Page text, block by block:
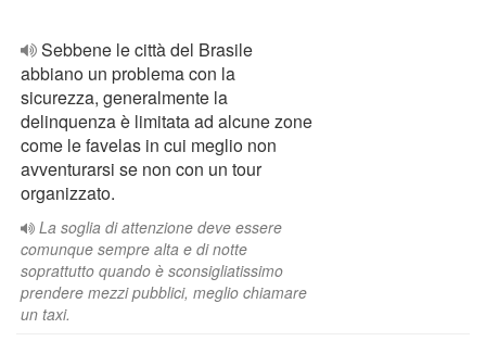
Sebbene le città del Brasile
abbiano un problema con la
sicurezza, generalmente la
delinquenza è limitata ad alcune zone
come le favelas in cui meglio non
avventurarsi se non con un tour
organizzato.
La soglia di attenzione deve essere
comunque sempre alta e di notte
soprattutto quando è sconsigliatissimo
prendere mezzi pubblici, meglio chiamare
un taxi.